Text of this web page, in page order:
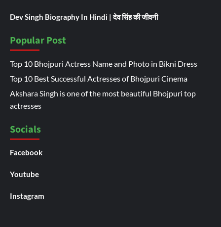
Dev Singh Biography In Hindi | देव सिंह की जीवनी
Popular Post
Top 10 Bhojpuri Actress Name and Photo in Bikni Dress
Top 10 Best Successful Actresses of Bhojpuri Cinema
Akshara Singh is one of the most beautiful Bhojpuri top
actresses
Socials
Facebook
Youtube
Instagram